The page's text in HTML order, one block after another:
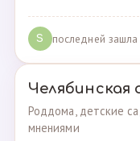
S последней зашла
Челябинская
Роддома, детские
мнениями